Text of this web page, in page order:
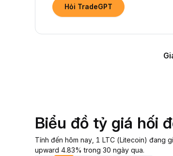
Hỏi TradeGPT
Biểu đồ tỷ giá hối
Tính đến hôm nay, 1 LTC (Litecoin) đang
upward 4.83% trong 30 ngày qua.